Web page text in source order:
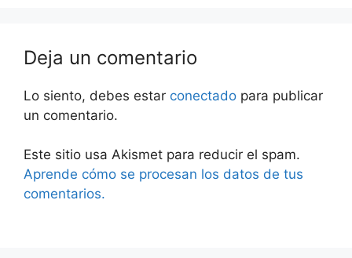
Deja un comentario
Lo siento, debes estar conectado para publicar
un comentario.
Este sitio usa Akismet para reducir el spam.
Aprende cómo se procesan los datos de tus
comentarios.